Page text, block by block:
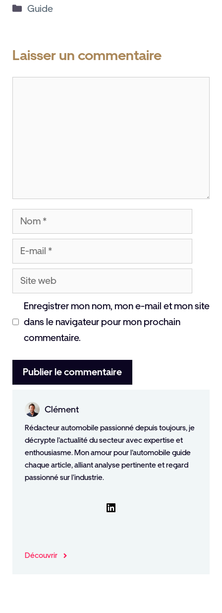
Catégories
Guide
Laisser un commentaire
Nom
mail
Site
web
Enregistrer mon nom, mon e-mail et mon site
dans le navigateur pour mon prochain
commentaire.
Clément
Rédacteur automobile passionné depuis toujours, je
décrypte l'actualité du secteur avec expertise et
enthousiasme. Mon amour pour l'automobile guide
chaque article, alliant analyse pertinente et regard
passionné sur l'industrie.
LinkedIn
Découvrir